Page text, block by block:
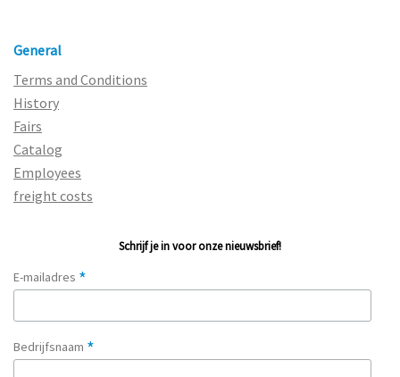
General
Terms and Conditions
History
Fairs
Catalog
Employees
freight costs
Schrijf je in voor onze nieuwsbrief!
E-mailadres *
Bedrijfsnaam *